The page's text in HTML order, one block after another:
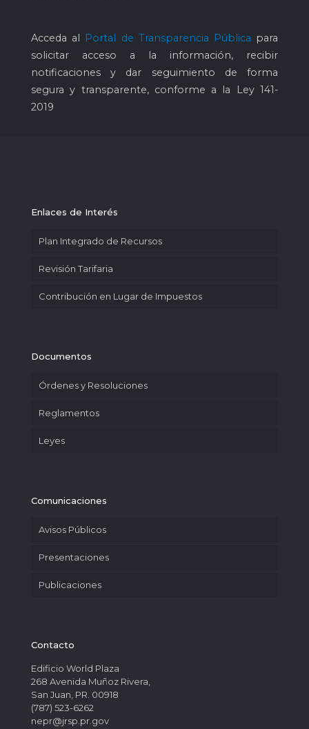
Acceda al Portal de Transparencia Pública para
solicitar acceso a la información, recibir
notificaciones y dar seguimiento de forma
segura y transparente, conforme a la Ley 141-
2019
Enlaces de Interés
Plan Integrado de Recursos
Revisión Tarifaria
Contribución en Lugar de Impuestos
Documentos
Órdenes y Resoluciones
Reglamentos
Leyes
Comunicaciones
Avisos Públicos
Presentaciones
Publicaciones
Contacto
Edificio World Plaza
268 Avenida Muñoz Rivera,
San Juan, PR. 00918
(787) 523-6262
nepr@jrsp.pr.gov